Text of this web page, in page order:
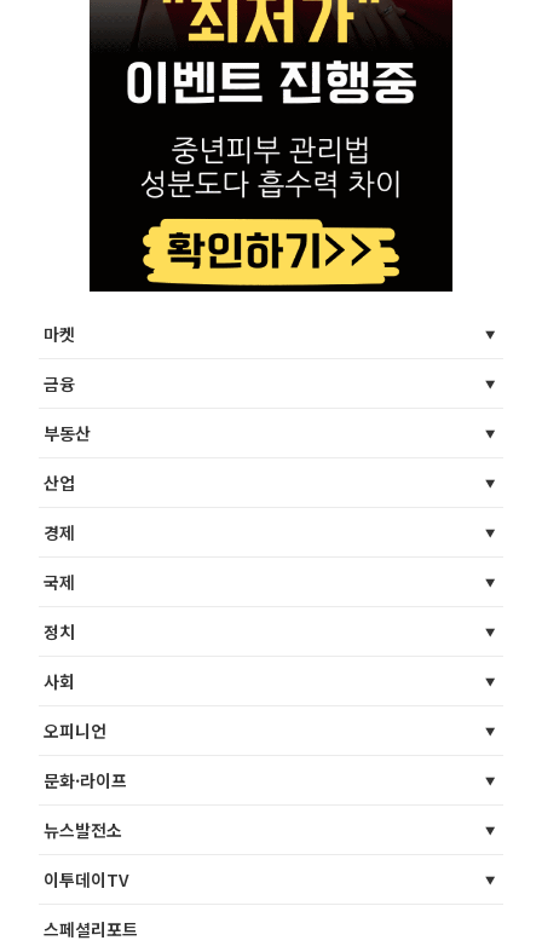
마켓
금융
부동산
산업
경제
국제
정치
사회
오피니언
문화·라이프
뉴스발전소
이투데이TV
스페셜리포트